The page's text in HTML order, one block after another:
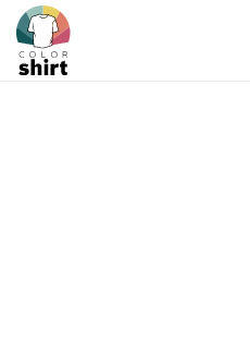
Przejdź
treści